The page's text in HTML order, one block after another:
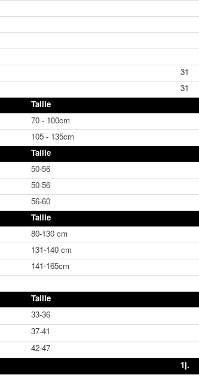
31
31
Taille
70 - 100cm
105 - 135cm
Taille
50-56
50-56
56-60
Taille
80-130 cm
131-140 cm
141-165cm
Taille
33-36
37-41
42-47
1j.